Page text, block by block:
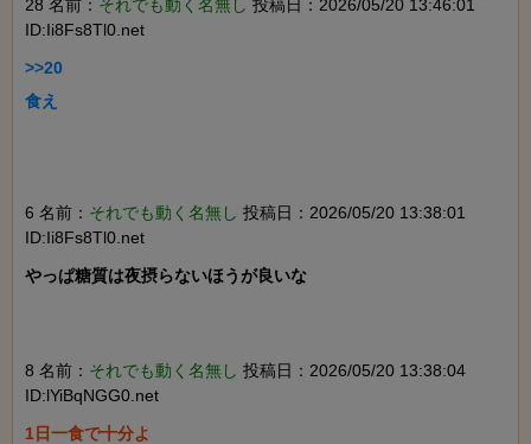
28 名前： それでも動く名無し 投稿日：2026/05/20 13:46:01
ID:Ii8Fs8Tl0.net
>>20
食え
6 名前： それでも動く名無し 投稿日：2026/05/20 13:38:01
ID:Ii8Fs8Tl0.net
やっぱ糖質は夜摂らないほうが良いな
8 名前： それでも動く名無し 投稿日：2026/05/20 13:38:04
ID:lYiBqNGG0.net
1日一食で十分よ